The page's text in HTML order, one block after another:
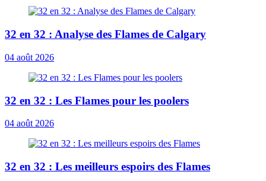
32 en 32 : Analyse des Flames de Calgary
04 août 2026
32 en 32 : Les Flames pour les poolers
04 août 2026
32 en 32 : Les meilleurs espoirs des Flames